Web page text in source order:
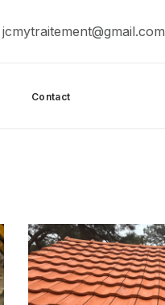
jcmytraitement@gmail.com
Contact